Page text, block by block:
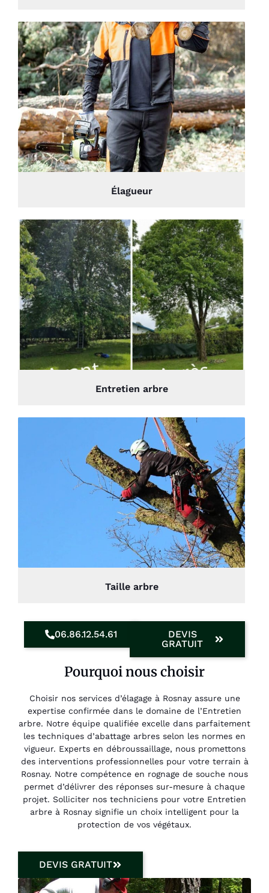
Élagueur
Entretien arbre
Taille arbre
06.86.12.54.61
DEVIS
GRATUIT
Pourquoi nous choisir
Choisir nos services d’élagage à Rosnay assure une
expertise confirmée dans le domaine de l’Entretien
arbre. Notre équipe qualifiée excelle dans parfaitement
les techniques d’abattage arbres selon les normes en
vigueur. Experts en débroussaillage, nous promettons
des interventions professionnelles pour votre terrain à
Rosnay. Notre compétence en rognage de souche nous
permet d’délivrer des réponses sur-mesure à chaque
projet. Solliciter nos techniciens pour votre Entretien
arbre à Rosnay signifie un choix intelligent pour la
protection de vos végétaux.
DEVIS GRATUIT